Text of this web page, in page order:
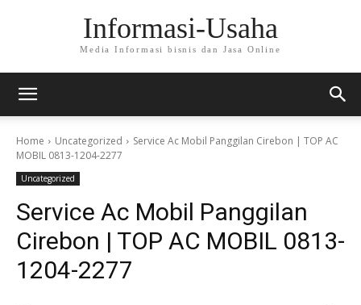
Informasi-Usaha
Media Informasi bisnis dan Jasa Online
Home Uncategorized
Service Ac Mobil Panggilan Cirebon | TOP AC
MOBIL 0813-1204-2277
Uncategorized
Service Ac Mobil Panggilan
Cirebon | TOP AC MOBIL 0813-
1204-2277